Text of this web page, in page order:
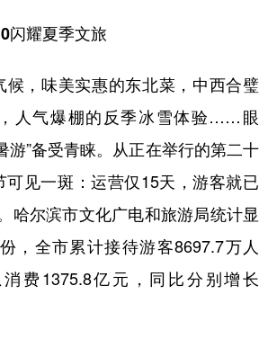
闪耀夏季文旅
，味美实惠的东北菜，中西合璧
人气爆棚的反季冰雪体验……眼
游”备受青睐。从正在举行的第二十
见一斑：运营仅15天，游客就已
哈尔滨市文化广电和旅游局统计显
，全市累计接待游客8697.7万人
费1375.8亿元，同比分别增长